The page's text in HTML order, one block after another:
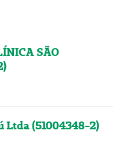
SÃO
Ltda (51004348-2)